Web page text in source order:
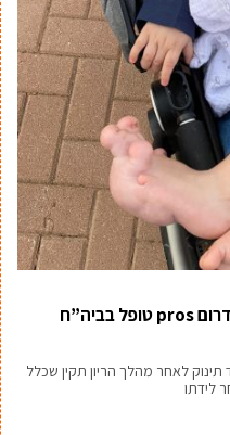
אחד למיליון – מקרה ייחודי של סינדרום pros טופל בביה”ח
לאחר מהלך הריון תקין שכלל
לידתו